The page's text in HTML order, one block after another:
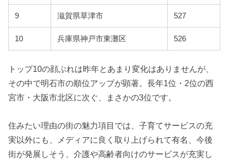
9 滋賀県草津市 527
10 兵庫県神戸市東灘区 526
トップ10の顔ぶれは昨年とあまり変化はありませんが、
その中で明石市の順位アップが顕著。長年1位・2位の西
宮市・大阪市北区に次ぐ、まさかの3位です。
住みたい理由の街の魅力項目では、子育てサービスの充
実以外にも、メディアに良く取り上げられて有名、今後
街が発展しそう、介護や高齢者向けのサービスが充実し